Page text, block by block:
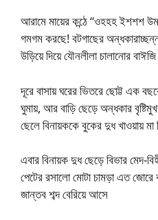
আরামে মায়ের কন্ঠে “ওহহহ ইশশশ
গমগম করছে! বটগাছের
উড়িয়ে দিয়ে যৌনলীলা চালানোর
দূরে বাসায় ঘরের ভিতরে ছোট্ট এক
ঘুমায়, আর বাড়ি ছেড়ে অন্ধকার
ছেলে বিনায়ককে বুকের দুধ খাওয়ায় মা
এবার বিনায়ক দুধ ছেড়ে বিভার মেদ-
পেটের রসালো মোটা চামড়া এত জোরে
জান্তব শব্দ বেরিয়ে আসে